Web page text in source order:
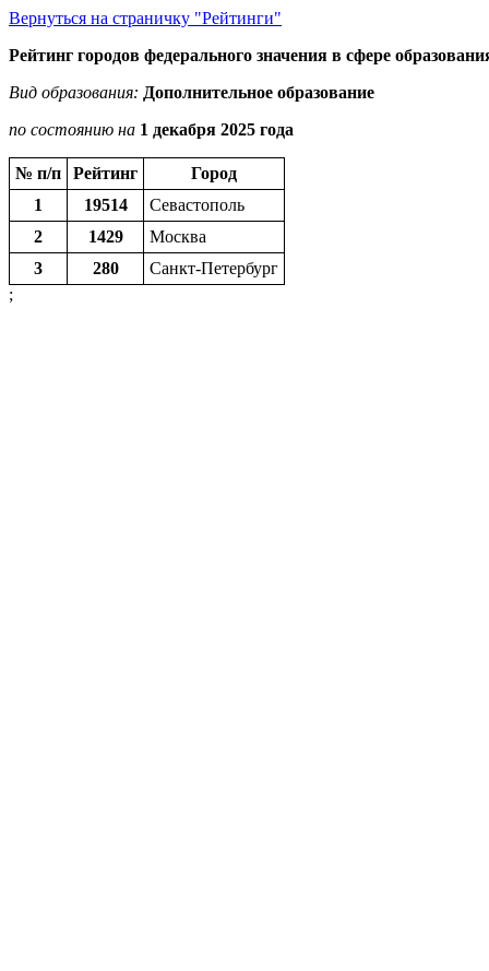
Вернуться на страничку "Рейтинги"
Рейтинг городов федерального значения в сфере
Вид образования: Дополнительное образование
по состоянию на 1 декабря 2025 года
№ п/п Рейтинг
Город
1
19514
Севастополь
2
1429
Москва
3
280
Санкт-Петербург
;